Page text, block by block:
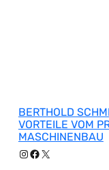
BERTHOLD
VORTEILE VOM
MASCHINENBAU
Instagram
Facebook
X